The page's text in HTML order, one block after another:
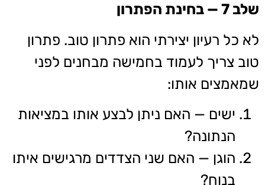
שלב 7 — בחינת הפתרון
לא כל רעיון יצירתי הוא פתרון טוב. פתרון
טוב צריך לעמוד בחמישה מבחנים לפני
שמאמצים אותו:
ישים — האם ניתן לבצע אותו במציאות
הנתונה?
הוגן — האם שני הצדדים מרגישים איתו
בנוח?